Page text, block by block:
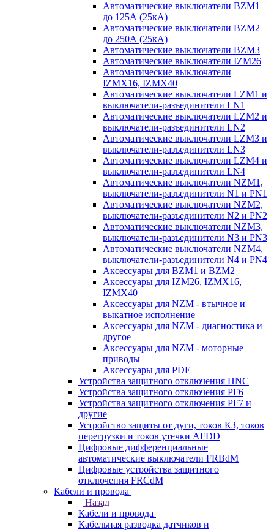
Автоматические выключатели BZM1
до 125А (25кА)
Автоматические выключатели BZM2
до 250А (25кА)
Автоматические выключатели BZM3
Автоматические выключатели IZM26
Автоматические выключатели
IZMX16, IZMX40
Автоматические выключатели LZM1 и
выключатели-разъединители LN1
Автоматические выключатели LZM2 и
выключатели-разъединители LN2
Автоматические выключатели LZM3 и
выключатели-разъединители LN3
Автоматические выключатели LZM4 и
выключатели-разъединители LN4
Автоматические выключатели NZM1,
выключатели-разъединители N1 и PN1
Автоматические выключатели NZM2,
выключатели-разъединители N2 и PN2
Автоматические выключатели NZM3,
выключатели-разъединители N3 и PN3
Автоматические выключатели NZM4,
выключатели-разъединители N4 и PN4
Аксессуары для BZM1 и BZM2
Аксессуары для IZM26, IZMX16,
IZMX40
Аксессуары для NZM - втычное и
выкатное исполнение
Аксессуары для NZM - диагностика и
другое
Аксессуары для NZM - моторные
приводы
Аксессуары для PDE
Устройства защитного отключения HNC
Устройства защитного отключения PF6
Устройства защитного отключения PF7 и
другие
Устройство защиты от дуги, токов КЗ, токов
перегрузки и токов утечки AFDD
Цифровые дифференциальные
автоматические выключатели FRBdM
Цифровые устройства защитного
отключения FRCdM
Кабели и провода
Назад
Кабели и провода
Кабельная разводка датчиков и